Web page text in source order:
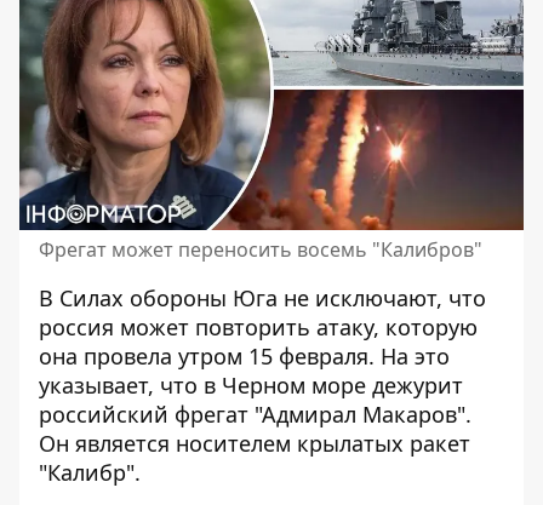
Фрегат может переносить восемь "Калибров"
В Силах обороны Юга не исключают, что
россия может повторить атаку, которую
она провела утром 15 февраля. На это
указывает, что в Черном море дежурит
российский фрегат "Адмирал Макаров".
Он является носителем крылатых ракет
"Калибр".